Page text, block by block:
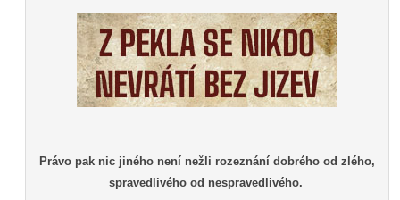
Právo pak nic jiného není nežli rozeznání dobrého od zlého,
spravedlivého od nespravedlivého.